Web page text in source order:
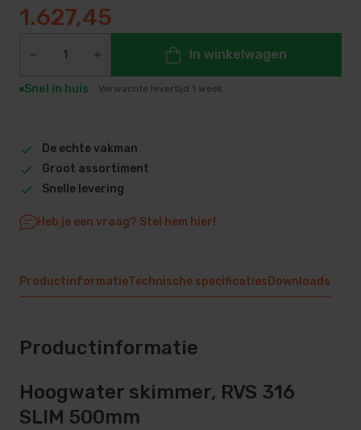
1.627,45
In winkelwagen
Snel in huis Verwachte levertijd 1 week
De echte vakman
Groot assortiment
Snelle levering
Heb je een vraag? Stel hem hier!
ProductinformatieTechnische specificatiesDownloads
Productinformatie
Hoogwater skimmer, RVS 316
SLIM 500mm